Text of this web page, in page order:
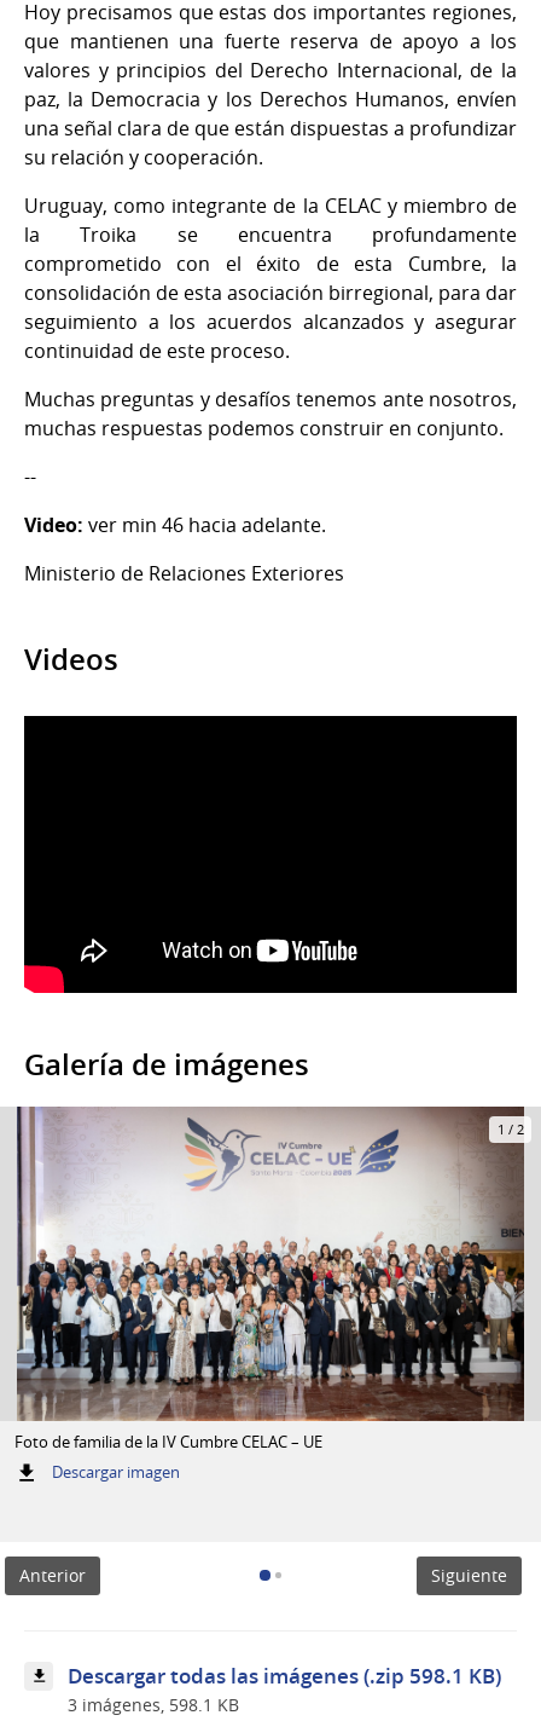
Hoy precisamos que estas dos importantes regiones,
que mantienen una fuerte reserva de apoyo a los
valores y principios del Derecho Internacional, de la
paz, la Democracia y los Derechos Humanos, envíen
una señal clara de que están dispuestas a profundizar
su relación y cooperación.
Uruguay, como integrante de la CELAC y miembro de
la Troika se encuentra profundamente
comprometido con el éxito de esta Cumbre, la
consolidación de esta asociación birregional, para dar
seguimiento a los acuerdos alcanzados y asegurar
continuidad de este proceso.
Muchas preguntas y desafíos tenemos ante nosotros,
muchas respuestas podemos construir en conjunto.
--
Video: ver min 46 hacia adelante.
Ministerio de Relaciones Exteriores
Videos
Galería de imágenes
1 / 2
Foto de familia de la IV Cumbre CELAC – UE
Descargar imagen:
UE
Anterior Siguiente
Descargar todas las imágenes (.zip 598.1 KB)
3 imágenes, 598.1 KB